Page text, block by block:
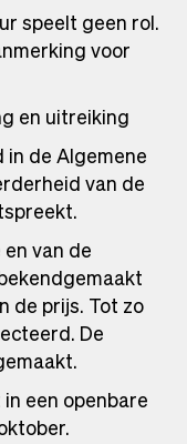
speelt geen rol.
voor
en uitreiking
in de Algemene
van de
van de
de prijs. Tot zo
De
een openbare